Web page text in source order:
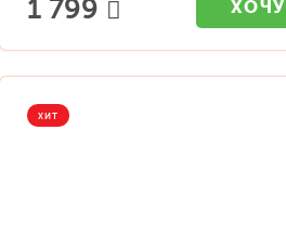
1 799 ХОЧУ
ХИТ